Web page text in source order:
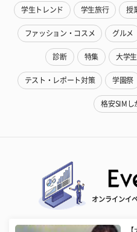
学生トレンド 学生旅行 授
ファッション・コスメ グルメ
診断 特集 大学
テスト・レポート対策 学園祭
格安SIMし
オンラインイ